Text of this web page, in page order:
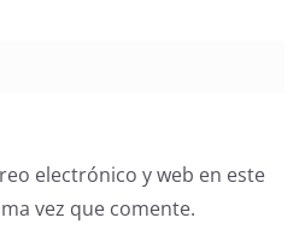
electrónico y web en este
vez que comente.